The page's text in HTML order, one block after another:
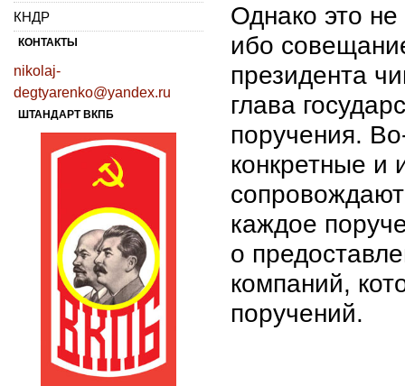
Однако это
ибо
президента
глава
поручения.
конкретные и
каждое
о
компаний,
поручений.
КНДР
КОНТАКТЫ
nikolaj-
degtyarenko@yandex.ru
ШТАНДАРТ ВКПБ